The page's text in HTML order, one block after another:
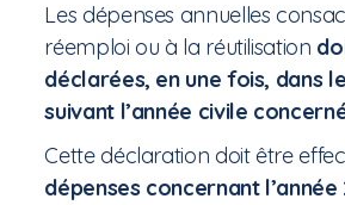
Les dépenses annuelles
réemploi ou à la réutilisation
déclarées, en une fois, dans
suivant l’année civile
Cette déclaration doit être
dépenses concernant l’année